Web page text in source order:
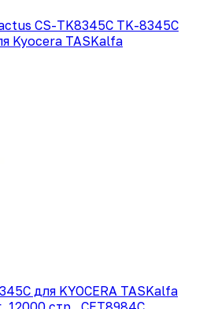
CS-TK8345C TK-8345C
Kyocera TASKalfa
для KYOCERA TASKalfa